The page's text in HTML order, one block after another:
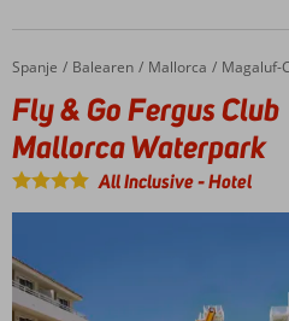
ontbijt
Home
Spanje Balearen Mallorca Magaluf-
Fly & Go Fergus Club Mallorca Waterpark
Fly & Go Fergus Club
Mallorca Waterpark
All Inclusive-Hotel